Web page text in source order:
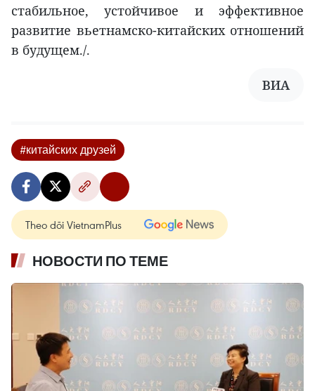
стабильное, устойчивое и эффективное
развитие вьетнамско-китайских отношений
в будущем./.
ВИА
#китайских друзей
Theo dõi VietnamPlus
НОВОСТИ ПО ТЕМЕ